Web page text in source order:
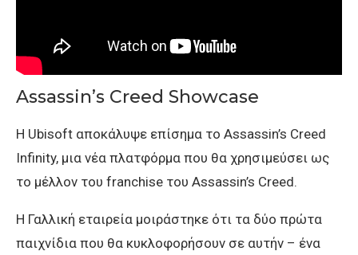
Assassin’s Creed Showcase
Η Ubisoft αποκάλυψε επίσημα το Assassin’s Creed
Infinity, μια νέα πλατφόρμα που θα χρησιμεύσει ως
το μέλλον του franchise του Assassin’s Creed.
H Γαλλική εταιρεία μοιράστηκε ότι τα δύο πρώτα
παιχνίδια που θα κυκλοφορήσουν σε αυτήν – ένα